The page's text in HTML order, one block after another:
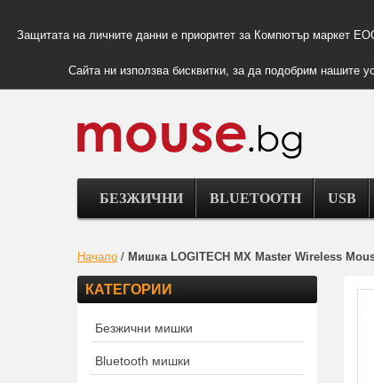
Защитата на личните данни е приоритет за Компютър маркет
Сайта ни използва бисквитки, за да подобрим нашите
БЕЗЖИЧНИ BLUETOOTH USB
Начало / Мишка LOGITECH MX Master Wireless
КАТЕГОРИИ
Безжични мишки
Bluetooth мишки